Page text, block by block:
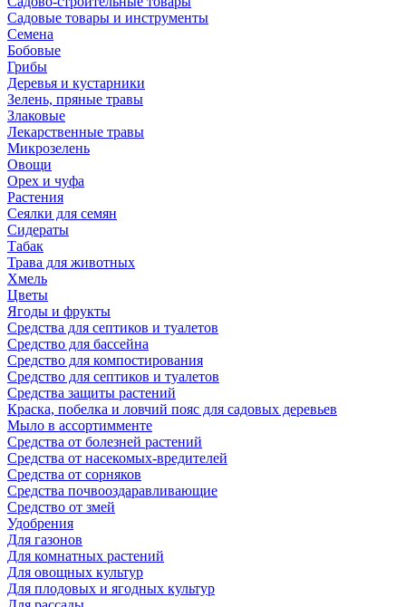
Садовые товары и инструменты
Семена
Бобовые
Грибы
Деревья и кустарники
Зелень, пряные травы
Злаковые
Лекарственные травы
Микрозелень
Овощи
Орех и чуфа
Растения
Сеялки для семян
Сидераты
Табак
Трава для животных
Хмель
Цветы
Ягоды и фрукты
Средства для септиков и туалетов
Средство для бассейна
Средство для компостирования
Средство для септиков и туалетов
Средства защиты растений
Краска, побелка и ловчий пояс для садовых деревьев
Мыло в ассортимменте
Средства от болезней растений
Средства от насекомых-вредителей
Средства от сорняков
Средства почвооздаравливающие
Средство от змей
Удобрения
Для газонов
Для комнатных растений
Для овощных культур
Для плодовых и ягодных культур